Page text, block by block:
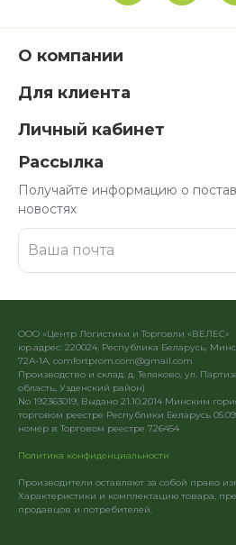
О компании
Для клиента
Личный кабинет
Рассылка
Получайте информацию о
новостях
ООО «Центр Логистики и Торговли «ВЕЛЕС»
юр.адрес: 220024, Республика Беларусь,
72А-1А, comfortprom.com@gmail.com
Производство и склад: д. Теляково, ул.
область, Узденский район)
No 192363019, Выдано 21.10.2014 Минским
торговом реестре Республики Беларусь
номер в Торговом реестре 726454
Политика конфиденциальности
Производители оставляют за собой право
Характеристики и комплектацию товара,
продавцов и потребителей.